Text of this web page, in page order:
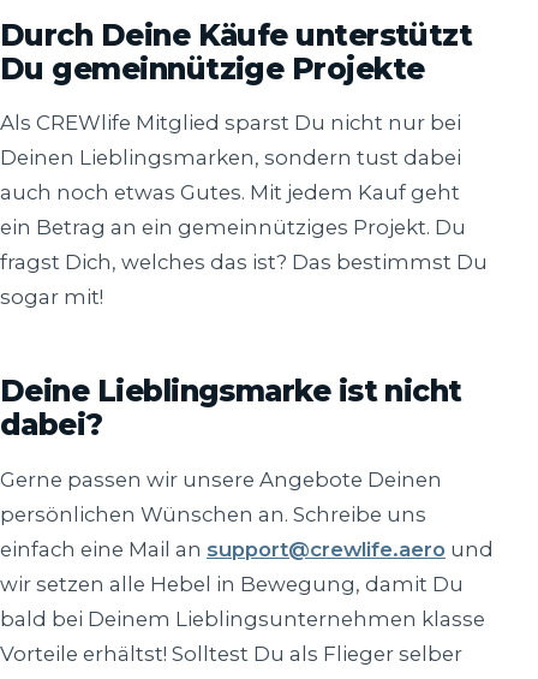
Durch Deine Käufe unterstützt
Du gemeinnützige Projekte
Als CREWlife Mitglied sparst Du nicht nur bei
Deinen Lieblingsmarken, sondern tust dabei
auch noch etwas Gutes. Mit jedem Kauf geht
ein Betrag an ein gemeinnütziges Projekt. Du
fragst Dich, welches das ist? Das bestimmst Du
sogar mit!
Deine Lieblingsmarke ist nicht
dabei?
Gerne passen wir unsere Angebote Deinen
persönlichen Wünschen an. Schreibe uns
einfach eine Mail an support@crewlife.aero und
wir setzen alle Hebel in Bewegung, damit Du
bald bei Deinem Lieblingsunternehmen klasse
Vorteile erhältst! Solltest Du als Flieger selber